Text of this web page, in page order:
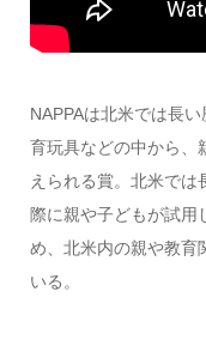
NAPPAは北米では長
育玩具などの中から、
えられる賞。北米では
際に親や子どもが試用
め、北米内の親や教育
いる。